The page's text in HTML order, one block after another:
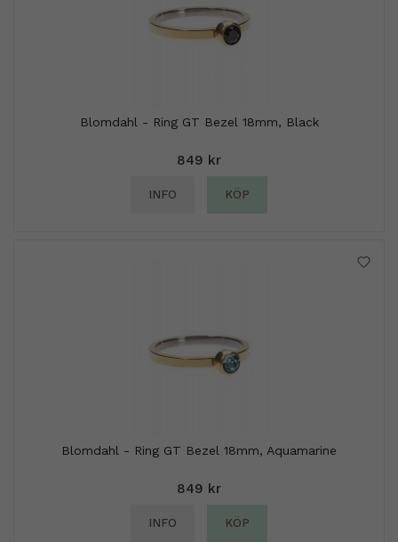
Blomdahl - Ring GT Bezel 18mm, Black
849 kr
INFO KÖP
Blomdahl - Ring GT Bezel 18mm, Aquamarine
849 kr
INFO KÖP